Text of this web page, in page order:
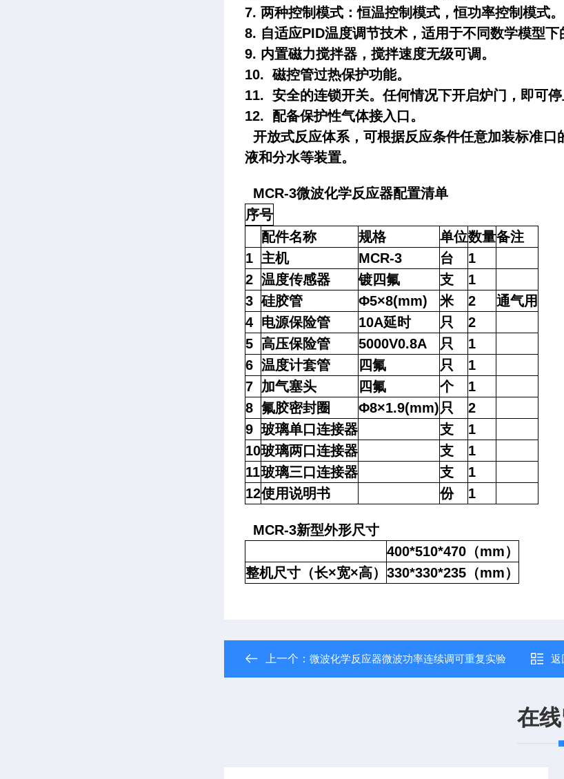
7. 两种控制模式：恒温控制模式，恒功率控制模式。
8. 自适应PID温度调节技术，适用于不同数学模型下
9. 内置磁力搅拌器，搅拌速度无级可调。
10. 磁控管过热保护功能。
11. 安全的连锁开关。任何情况下开启炉门，即可停
12. 配备保护性气体接入口。
开放式反应体系，可根据反应条件任意加装标准
液和分水等装置。
MCR-3微波化学反应器配置清单
序号
配件名称
规格 单位数量备注
1 主机 MCR-3 台
1
2 温度传感器 镀四氟 支
1
3 硅胶管 Φ5×8(mm) 米 2
通气用
4 电源保险管 10A延时 只
2
5 高压保险管 5000V0.8A 只
1
6 温度计套管 四氟 只
1
7 加气塞头 四氟 个
1
8 氟胶密封圈 Φ8×1.9(mm)只
2
9 玻璃单口连接器 支
1
10玻璃两口连接器 支
1
11玻璃三口连接器 支
1
12使用说明书 份 1
MCR-3新型外形尺寸
400*510*470 （mm）
整机尺寸（长×宽×高） 330*330*235 （mm）
上一个：微波化学反应器微波功率连续调可重复实验 返
在